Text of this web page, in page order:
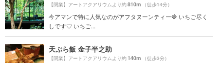
【閉業】アートアクアリウムより約810m （徒歩14分）
今アマンで特に人気なのがアフタヌーンティー🍓 いちご尽く
しです♡ いちご...
天ぷら飯 金子半之助
【閉業】アートアクアリウムより約140m （徒歩3分）